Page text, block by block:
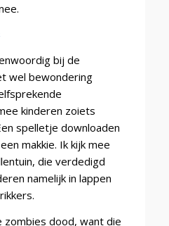
bij de
wel bewondering
kinderen zoiets
spelletje downloaden
makkie. Ik kijk mee
die verdedigd
namelijk in lappen
zombies dood, want die